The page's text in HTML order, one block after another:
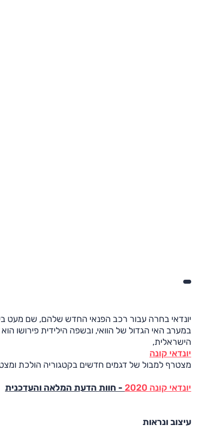
במערב האי הגדול של הוואי, ובשפה הילידית פירושו
הישראלית,
יונדאי קונה
מצטרף למבול של דגמים חדשים בקטגוריה הולכת
יונדאי קונה 2020 - חוות הדעת המלאה והעדכנית
עיצוב ונראות